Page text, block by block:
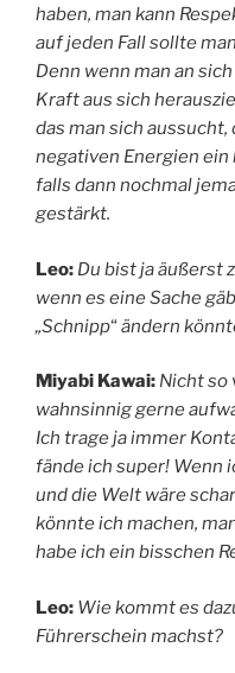
haben, man kann
auf jeden Fall sollte
Denn wenn man an
Kraft aus sich
das man sich
negativen Energien ein
falls dann nochmal
gestärkt.
Leo: Du bist ja äußerst
wenn es eine Sache
„Schnipp“ ändern
Miyabi Kawai: Nicht so
wahnsinnig gerne
Ich trage ja immer
fände ich super! Wenn
und die Welt wäre
könnte ich machen,
habe ich ein bisschen
Leo: Wie kommt es
Führerschein machst?